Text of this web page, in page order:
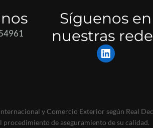
Síguenos en
nuestras
LinkedIn
y Comercio Exterior según Real
procedimiento de aseguramiento de su calidad.